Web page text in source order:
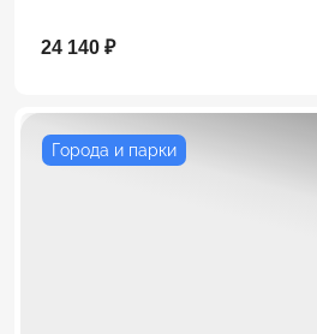
24 140 ₽
Города и парки